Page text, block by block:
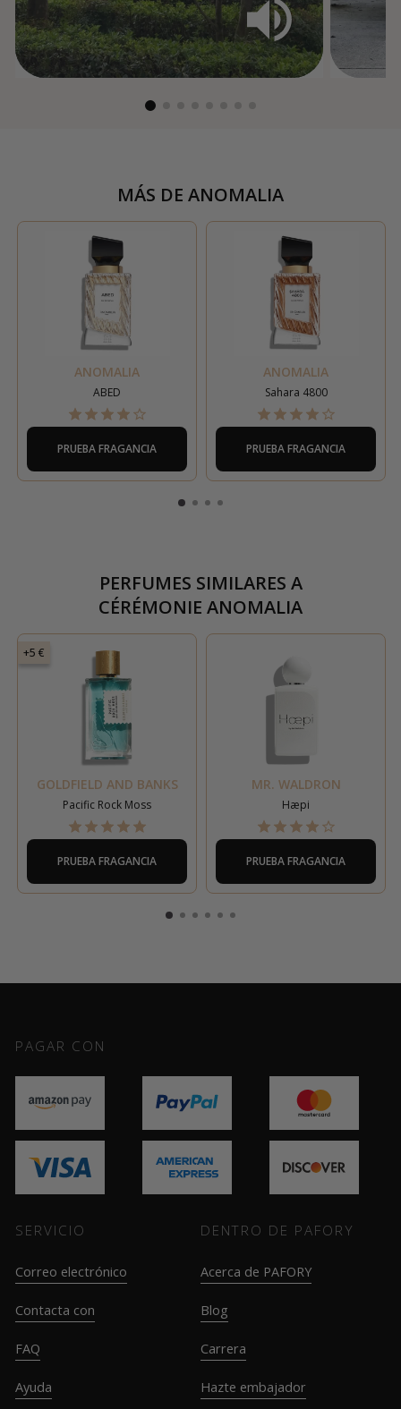
MÁS DE ANOMALIA
ANOMALIA
ABED
PRUEBA FRAGANCIA
ANOMALIA
Sahara 4800
PRUEBA FRAGANCIA
PERFUMES SIMILARES A
CÉRÉMONIE ANOMALIA
+5 €
GOLDFIELD AND BANKS
Pacific Rock Moss
PRUEBA FRAGANCIA
MR. WALDRON
Hæpi
PRUEBA FRAGANCIA
PAGAR CON
SERVICIO
Correo electrónico
Contacta con
FAQ
Ayuda
DENTRO DE PAFORY
Acerca de PAFORY
Blog
Carrera
Hazte embajador